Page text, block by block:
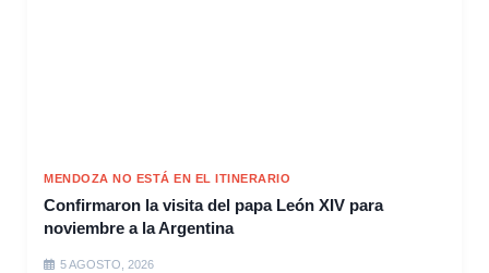
MENDOZA NO ESTÁ EN EL ITINERARIO
Confirmaron la visita del papa León XIV para
noviembre a la Argentina
5 AGOSTO, 2026